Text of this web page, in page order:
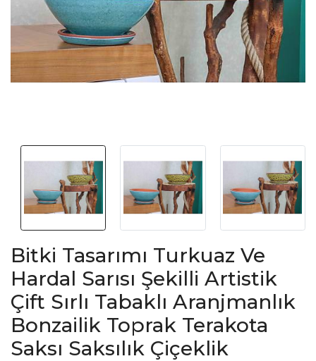
Bitki Tasarımı Turkuaz Ve
Hardal Sarısı Şekilli Artistik
Çift Sırlı Tabaklı Aranjmanlık
Bonzailik Toprak Terakota
Saksı Saksılık Çiçeklik